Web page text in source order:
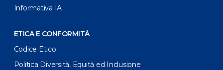
Informativa IA
ETICA E CONFORMITÀ
Codice Etico
Politica Diversità, Equità ed Inclusione